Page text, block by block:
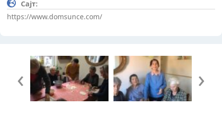
Сајт:
https://www.domsunce.com/
‹ ›